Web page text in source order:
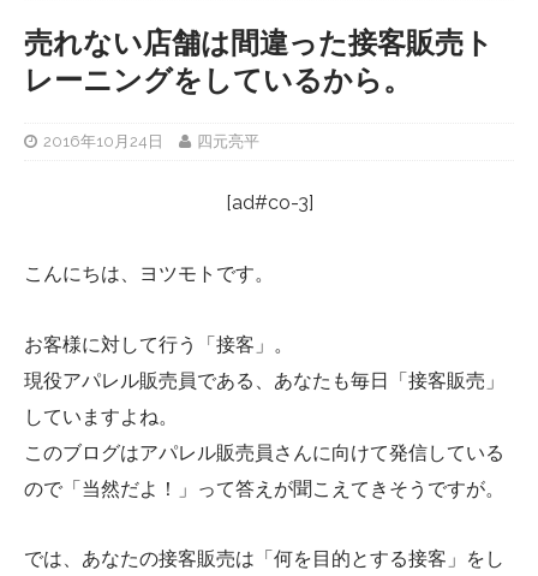
売れない店舗は間違った接客販売ト
レーニングをしているから。
2016年10月24日 四元亮平
[ad#co-3]
こんにちは、ヨツモトです。
お客様に対して行う「接客」。
現役アパレル販売員である、あなたも毎日「接客販売」
していますよね。
このブログはアパレル販売員さんに向けて発信している
ので「当然だよ！」って答えが聞こえてきそうですが。
では、あなたの接客販売は「何を目的とする接客」をし